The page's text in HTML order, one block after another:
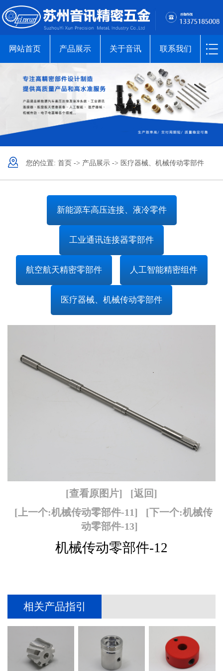
网站首页 产品展示 关于音讯 联系我们
您的位置: 首页 -> 产品展示 -> 医疗器械、机械传动零部件
新能源车高压连接、液冷零件
工业通讯连接器零部件
航空航天精密零部件 人工智能精密组件
医疗器械、机械传动零部件
[查看原图片]
[返回]
[上一个:机械传动零部件-11]
[下一个:机械传
动零部件-13]
机械传动零部件-12
相关产品指引